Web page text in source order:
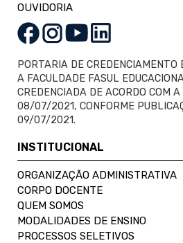
OUVIDORIA
PORTARIA DE CREDENCIAMENTO
A FACULDADE FASUL
CREDENCIADA DE ACORDO COM
08/07/2021, CONFORME
09/07/2021.
INSTITUCIONAL
ORGANIZAÇÃO ADMINISTRATIVA
CORPO DOCENTE
QUEM SOMOS
MODALIDADES DE ENSINO
PROCESSOS SELETIVOS